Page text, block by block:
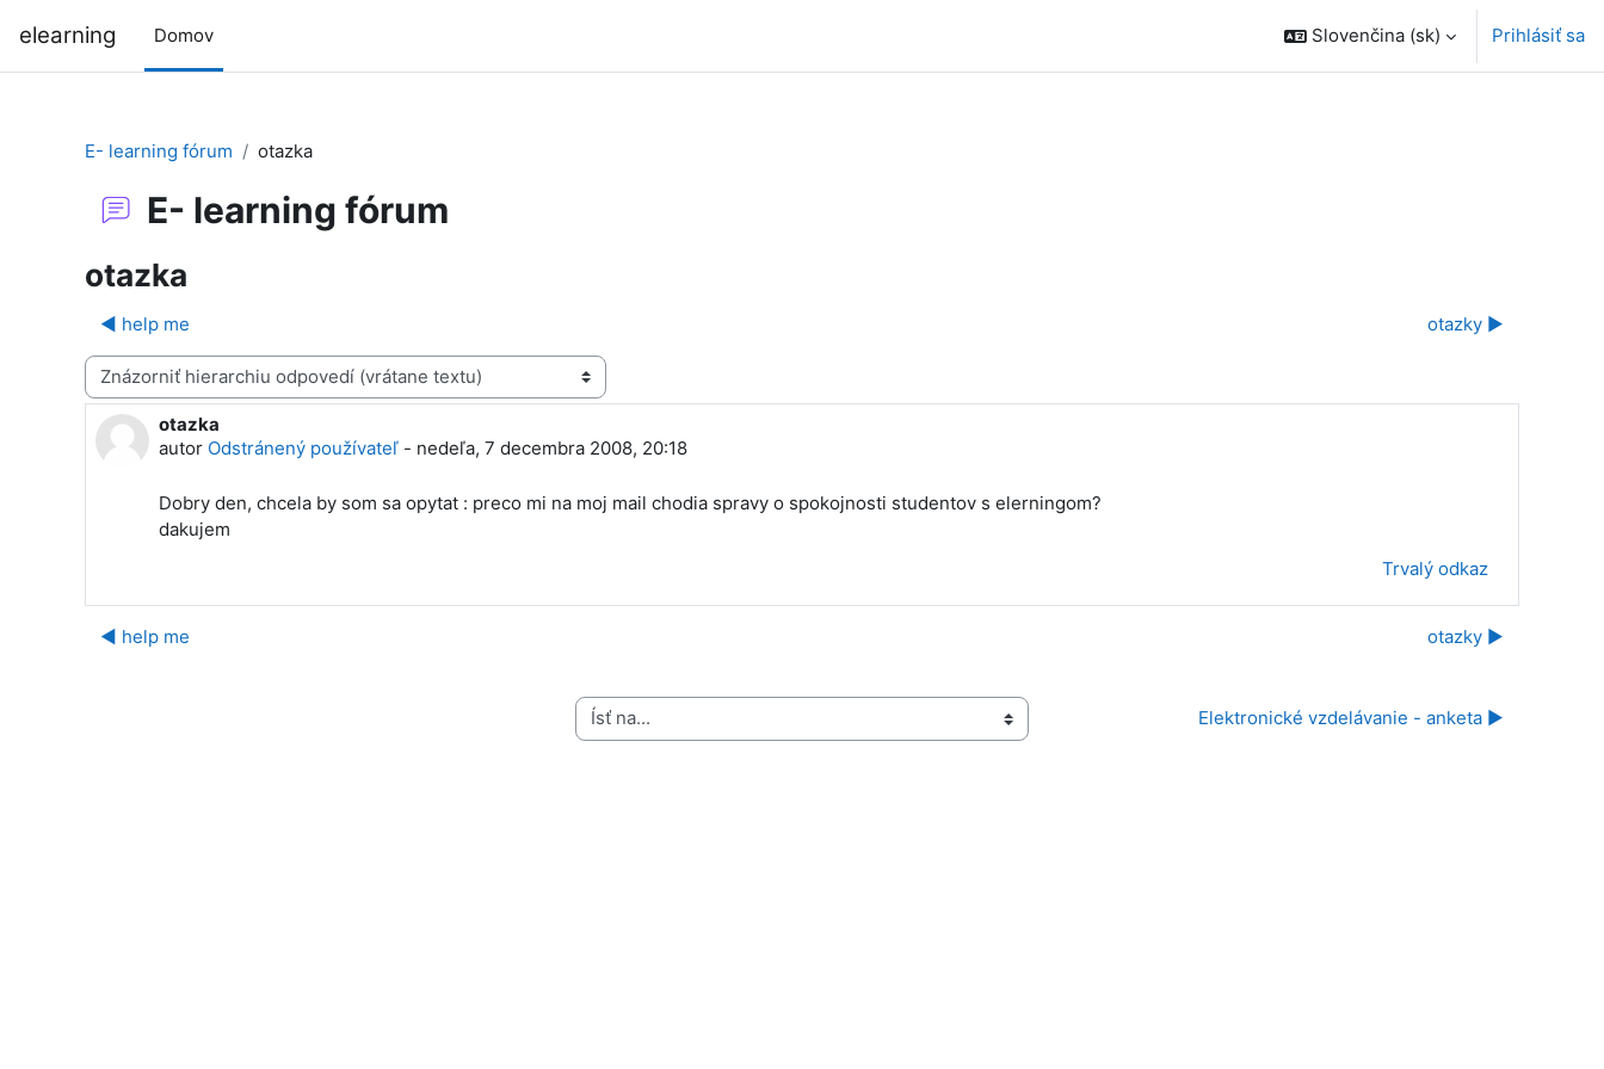
elearning Domov Slovenčina ‎(sk)‎ Prihlásiť sa
E- learning fórum otazka
E- learning fórum
otazka
◀︎ help me
otazky ▶︎
Mód zobrazenia
otazka
autor Odstránený používateľ - nedeľa, 7 decembra 2008, 20:18
Počet odpovedí: 0
Dobry den, chcela by som sa opytat : preco mi na moj mail chodia spravy o spokojnosti studentov s elerningom?
dakujem
Trvalý odkaz
◀︎ help me otazky ▶︎
Ísť na... Elektronické vzdelávanie - anketa ▶︎